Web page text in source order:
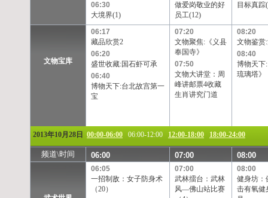
06:30
大境界(1)
做爱岗敬业的好
员工(12)
目标真踪
文物宝库
06:17
藏品欣赏2
06:20
盛世收藏:国石虾可承
06:40
博物天下:台北故宫第一
宝
07:20
文物聚焦:《义县
奉国寺》
07:50
文物大讲堂：周
峰讲邮票4收藏
生肖讲究门道
08:20
文物鉴赏
08:40
博物天下
琉璃塔》
2013年10月28日 00:00-06:00 06:00-12:00 12:00-18:00 18:00-24:00
频道\时间 06:00 07:00 08:00
06:05
一招制敌：女子防身术
（20）
07:00
武林擂台：武林
风—佛山站比赛
08:00
健身坊
击有氧健